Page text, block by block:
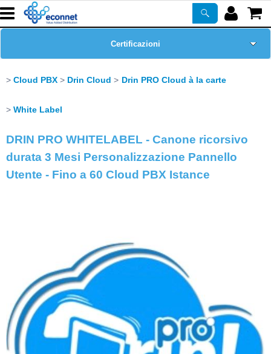
Prodotti
Corsi
Certificazioni
PROMO ATTIVE
Cloud PBX Drin Cloud Drin PRO Cloud à la carte
White Label
DRIN PRO WHITELABEL - Canone ricorsivo
durata 3 Mesi Personalizzazione Pannello
Utente - Fino a 60 Cloud PBX Istance